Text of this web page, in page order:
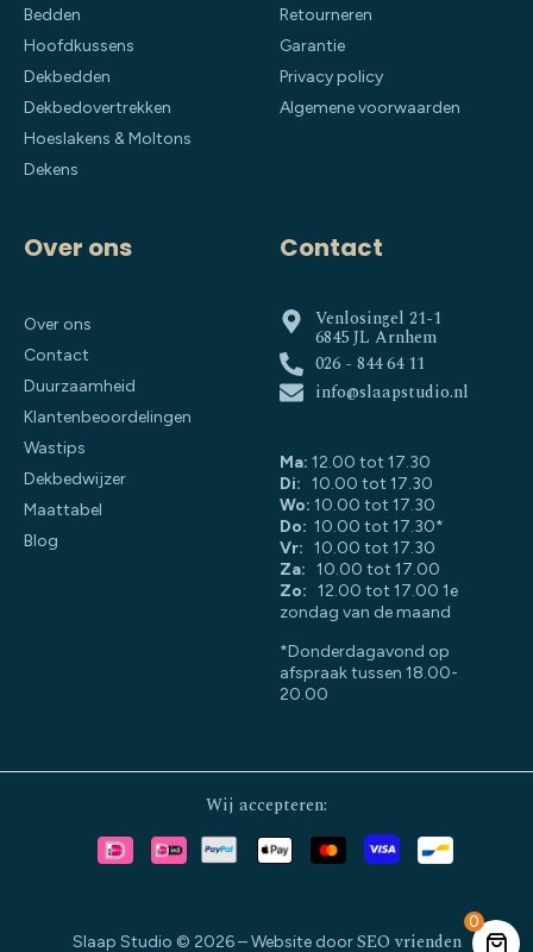
0
Bedden
Hoofdkussens
Dekbedden
Dekbedovertrekken
Hoeslakens & Moltons
Dekens
Retourneren
Garantie
Privacy policy
Algemene voorwaarden
Over ons
Over ons
Contact
Duurzaamheid
Klantenbeoordelingen
Wastips
Dekbedwijzer
Maattabel
Blog
Contact
Venlosingel 21-1
6845 JL Arnhem
026 - 844 64 11
info@slaapstudio.nl
Ma: 12.00 tot 17.30
Di: 10.00 tot 17.30
Wo: 10.00 tot 17.30
Do: 10.00 tot 17.30*
Vr: 10.00 tot 17.30
Za: 10.00 tot 17.00
Zo: 12.00 tot 17.00 1e
zondag van de maand
*Donderdagavond op
afspraak tussen 18.00-
20.00
Slaap Studio © 2026 – Website doorSEO vrienden
Wij accepteren: